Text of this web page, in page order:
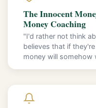
The Innocent
Money Coaching
"I'd rather not think
believes that if
money will somehow